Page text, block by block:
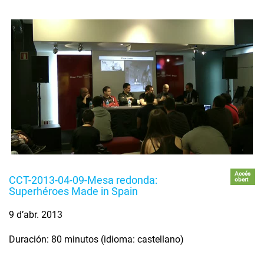
CCT-2013-04-09-Mesa redonda:
Superhéroes Made in Spain
Accés
obert
9 d’abr. 2013
Duración: 80 minutos (idioma: castellano)